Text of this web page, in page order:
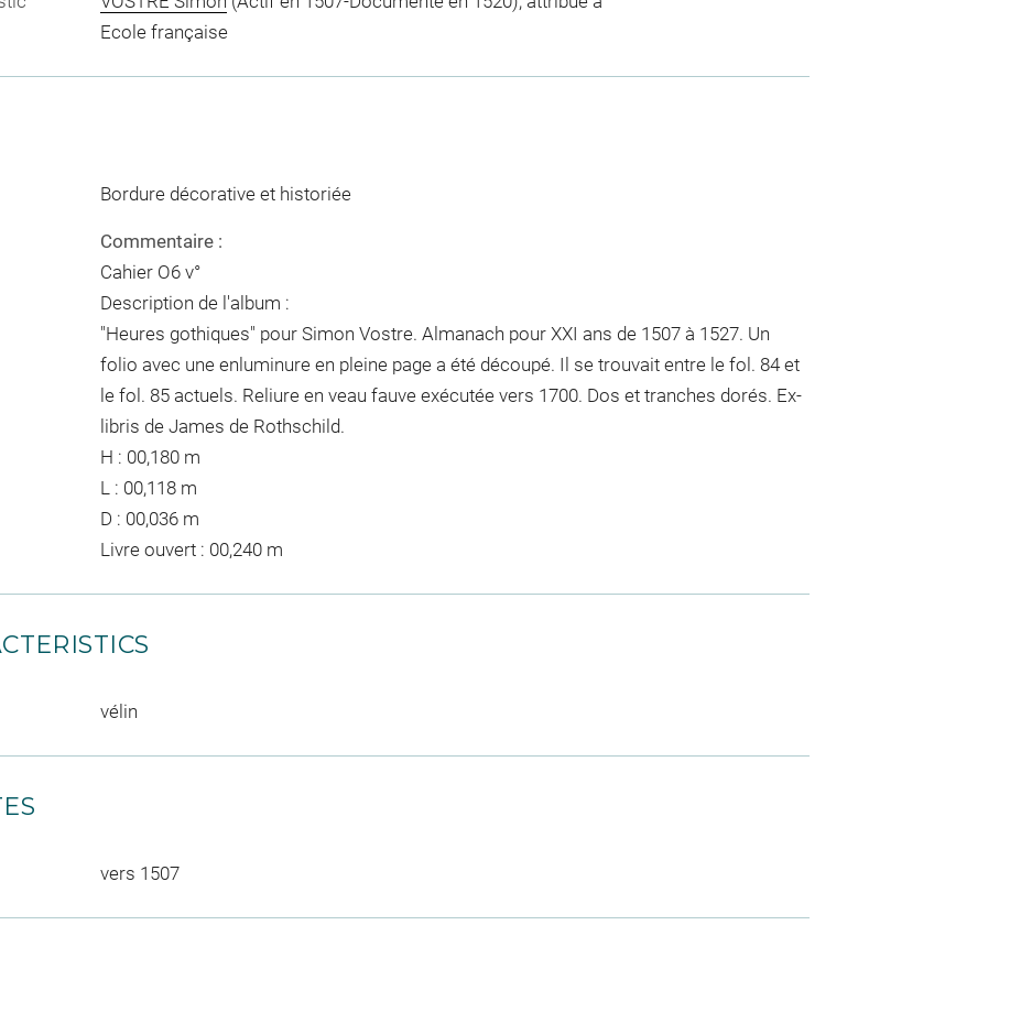
Ecole française
Bordure décorative et historiée
Commentaire :
Cahier O6 v°
Description de l'album :
"Heures gothiques" pour Simon Vostre. Almanach pour XXI ans de 1507 à 1527. Un
folio avec une enluminure en pleine page a été découpé. Il se trouvait entre le fol. 84 et
le fol. 85 actuels. Reliure en veau fauve exécutée vers 1700. Dos et tranches dorés. Ex-
libris de James de Rothschild.
H : 00,180 m
L : 00,118 m
D : 00,036 m
Livre ouvert : 00,240 m
vélin
vers 1507